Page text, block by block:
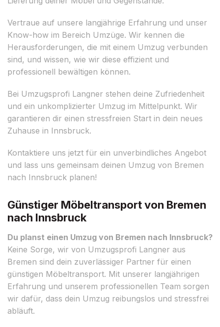
Vertraue auf unsere langjährige Erfahrung und unser
Know-how im Bereich Umzüge. Wir kennen die
Herausforderungen, die mit einem Umzug verbunden
sind, und wissen, wie wir diese effizient und
professionell bewältigen können.
Bei Umzugsprofi Langner stehen deine Zufriedenheit
und ein unkomplizierter Umzug im Mittelpunkt. Wir
garantieren dir einen stressfreien Start in dein neues
Zuhause in Innsbruck.
Kontaktiere uns jetzt für ein unverbindliches Angebot
und lass uns gemeinsam deinen Umzug von Bremen
nach Innsbruck planen!
Günstiger Möbeltransport von Bremen
nach Innsbruck
Du planst einen Umzug von Bremen nach Innsbruck?
Keine Sorge, wir von Umzugsprofi Langner aus
Bremen sind dein zuverlässiger Partner für einen
günstigen Möbeltransport. Mit unserer langjährigen
Erfahrung und unserem professionellen Team sorgen
wir dafür, dass dein Umzug reibungslos und stressfrei
abläuft.